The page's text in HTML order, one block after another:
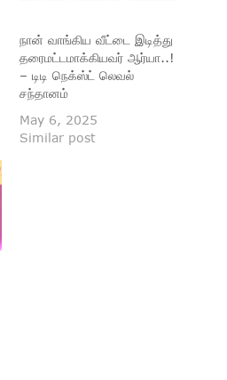
நான் வாங்கிய வீட்டை இடித்து
தரைமட்டமாக்கியவர் ஆர்யா..!
– டிடி நெக்ஸ்ட் லெவல்
சந்தானம்
May 6, 2025
Similar post